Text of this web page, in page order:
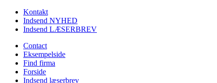
Kontakt
Indsend NYHED
Indsend LÆSERBREV
Contact
Eksempelside
Find firma
Forside
Indsend læserbrev